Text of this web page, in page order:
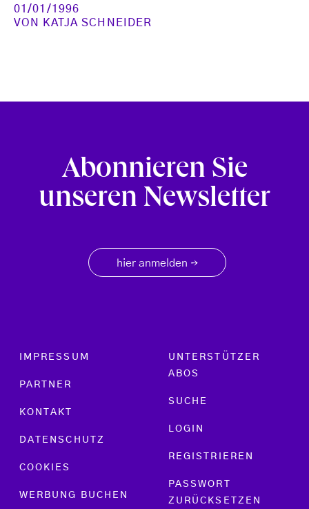
01/01/1996
VON
KATJA SCHNEIDER
Abonnieren Sie
unseren Newsletter
hier anmelden →
Footer menu
IMPRESSUM
PARTNER
KONTAKT
DATENSCHUTZ
COOKIES
WERBUNG BUCHEN
UNTERSTÜTZER
ABOS
SUCHE
LOGIN
REGISTRIEREN
PASSWORT
ZURÜCKSETZEN